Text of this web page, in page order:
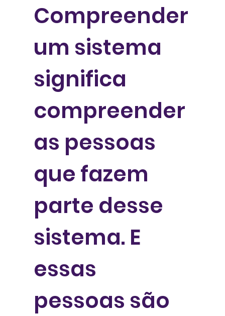
Compreender
um sistema
significa
compreender
as pessoas
que fazem
parte desse
sistema. E
essas
pessoas são